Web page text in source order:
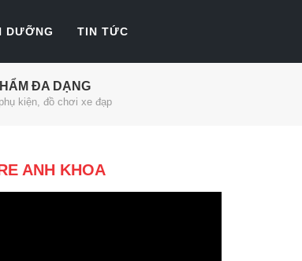
DƯỠNG TIN TỨC
ĐA DẠNG
kiện, đồ chơi xe đạp
ANH KHOA